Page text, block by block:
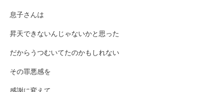
息子さんは
昇天できないんじゃないかと思った
だからうつむいてたのかもしれない
その罪悪感を
感謝に変えて